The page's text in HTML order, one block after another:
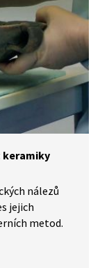
keramiky
nálezů
jejich
metod.